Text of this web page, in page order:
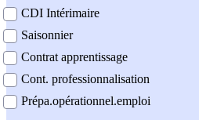
CDI Intérimaire
Saisonnier
Contrat apprentissage
Cont. professionnalisation
Prépa.opérationnel.emploi